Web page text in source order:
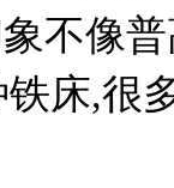
像普
床,很